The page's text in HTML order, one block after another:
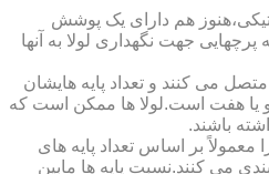
هم دارای یک پوشش
جهت نگهداری لولا به آنها
می کنند و تعداد پایه هایشان
و یا هفت است.لولا ها ممکن است که
باشند.
معمولاً بر اساس تعداد پایه های
می کنند.نسبت پایه ها مابین